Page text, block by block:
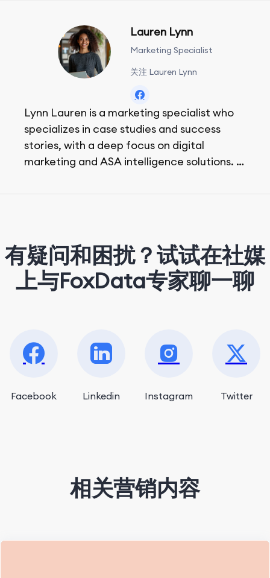
Lauren Lynn
Marketing Specialist
关注 Lauren Lynn
Lynn Lauren is a marketing specialist who
specializes in case studies and success
stories, with a deep focus on digital
marketing and ASA intelligence solutions.
有疑问和困扰？试试在社媒
上与FoxData专家聊一聊
Facebook Linkedin Instagram Twitter
相关营销内容